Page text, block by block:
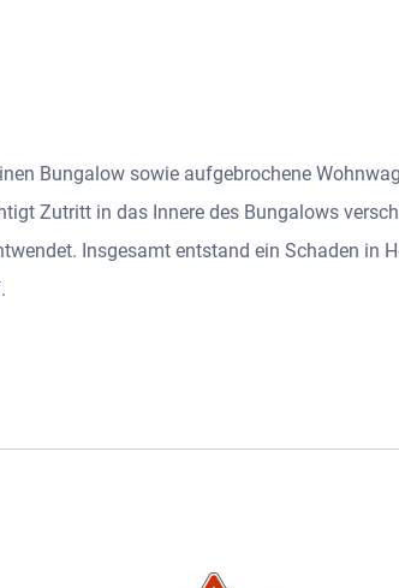
Bungalow sowie aufgebrochene
Zutritt in das Innere des Bungalows
Insgesamt entstand ein Schaden in